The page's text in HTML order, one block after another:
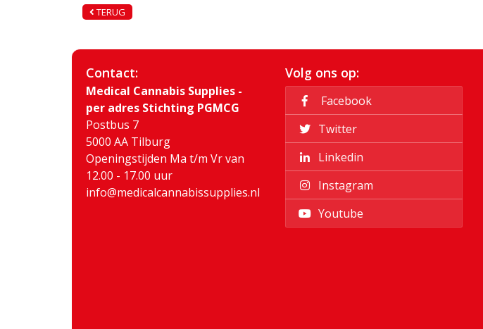
TERUG
Contact:
Medical Cannabis Supplies -
per adres Stichting PGMCG
Postbus 7
5000 AA Tilburg
Openingstijden Ma t/m Vr van
12.00 - 17.00 uur
info@medicalcannabissupplies.nl
Volg ons op:
Facebook
Twitter
Linkedin
Instagram
Youtube